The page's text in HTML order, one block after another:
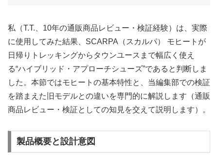
私（T.T.、10年の通販商品レビュー・検証経験）は、実際
に使用してみた結果、SCARPA（スカルパ） モヒートが
日帰りトレッキングからタウンユースまで幅広く使え
る“ハイブリッド・アプローチシューズ”であると判断しま
した。本節ではモヒートの基本特性と、当編集部での検証
を踏まえた旧モデルとの違いを専門的に解説します（通販
商品レビュー・検証としての知見を交えて説明します）。
製品概要と設計意図